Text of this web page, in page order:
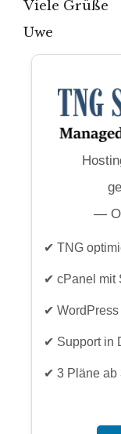
Viele Grüße
Uwe
—
✔ TNG
✔ cPanel mit
✔ WordPress
✔ Support in
✔ 3 Pläne ab